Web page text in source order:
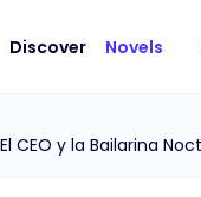
Discover Novels
El CEO y la Bailarina